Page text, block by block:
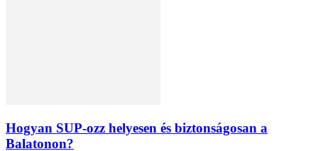
Hogyan SUP-ozz helyesen és biztonságosan a
Balatonon?